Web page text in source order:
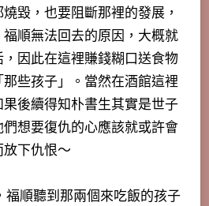
毀，也要阻斷那裡的發展，
順無法回去的原因，大概就
因此在這裡賺錢糊口送食物
些孩子」。 當然在酒館這裡
後續得知朴書生其實是世子
想要復仇的心應該就或許會
下仇恨～
福順聽到那兩個來吃飯的孩子